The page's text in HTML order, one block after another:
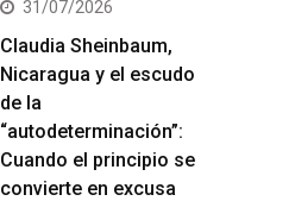
31/07/2026
Claudia Sheinbaum,
Nicaragua y el escudo
de la
“autodeterminación”:
Cuando el principio se
convierte en excusa